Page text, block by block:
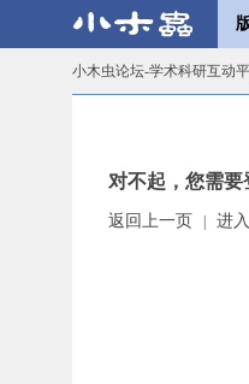
小木虫论坛-学术科研互动
对不起，您需
返回上一页 进